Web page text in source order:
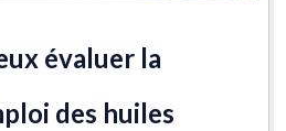
évaluer la
des huiles